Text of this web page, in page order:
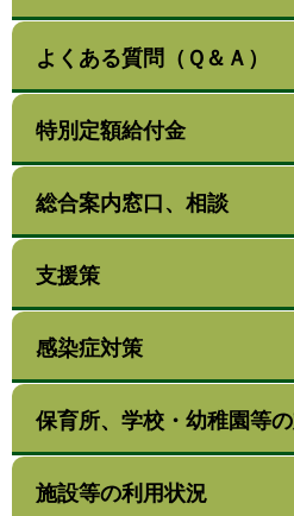
よくある質問（Ｑ＆Ａ）
特別定額給付金
総合案内窓口、相談
支援策
感染症対策
保育所、学校・幼稚園等
施設等の利用状況